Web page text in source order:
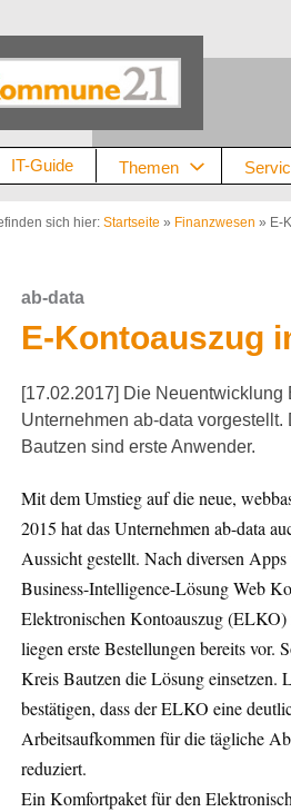
IT-Guide Themen
sich hier: Startseite » Finanzwesen » E-
ab-data
E-Kontoauszug
[17.02.2017] Die
Unternehmen ab-data
Bautzen sind erste Anwender.
Mit dem Umstieg auf die neue,
2015 hat das Unternehmen ab-data
Aussicht gestellt. Nach diversen
Business-Intelligence-Lösung Web
Elektronischen Kontoauszug
liegen erste Bestellungen bereits vor.
Kreis Bautzen die Lösung einsetzen.
bestätigen, dass der ELKO eine
Arbeitsaufkommen für die tägliche
reduziert.
Ein Komfortpaket für den